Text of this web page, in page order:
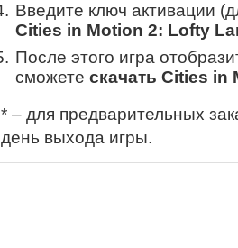
Введите ключ активации
Cities in Motion 2: Lofty
После этого игра
сможете скачать Cities
* – для предварительных
день выхода игры.